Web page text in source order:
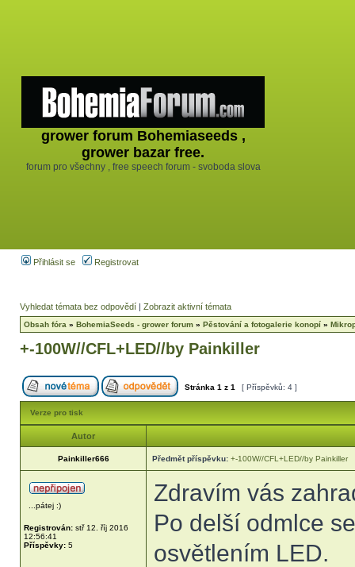
grower forum Bohemiaseeds ,
grower bazar free.
forum pro všechny , free speech forum - svoboda slova
Přihlásit se Registrovat
Vyhledat témata bez odpovědí | Zobrazit aktivní témata
Obsah fóra » BohemiaSeeds - grower forum » Pěstování a fotogalerie konopí »
+-100W//CFL+LED//by Painkiller
Stránka 1 z 1 [ Příspěvků: 4 ]
Verze pro tisk
Autor
Painkiller666 Předmět příspěvku: +-100W//CFL+LED//by Painkiller
...pátej :)
Registrován: stř 12. říj 2016
12:56:41
Příspěvky: 5
Zdravím vás
Po delší odmlce
osvětlením LED.